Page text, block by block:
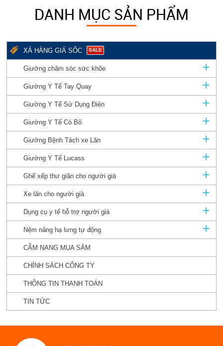
DANH MỤC SẢN PHẨM
XẢ HÀNG GIÁ SỐC SALE
Giường chăm sóc sức khõe
Giường Y Tế Tay Quay
Giường Y Tế Sử Dụng Điện
Giường Y Tế Có Bô
Giường Bệnh Tách xe Lăn
Giường Y Tế Lucass
Ghế xếp thư giãn cho người già
Xe lăn cho người già
Dụng cụ y tế hỗ trợ người già
Nệm nâng hạ lưng tự động
CẨM NANG MUA SẮM
CHÍNH SÁCH CÔNG TY
THÔNG TIN THANH TOÁN
TIN TỨC